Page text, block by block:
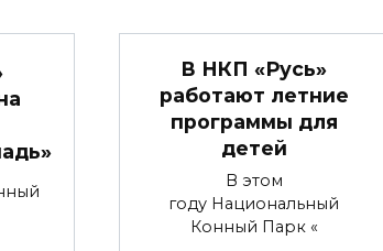
В НКП «Русь»
работают летние
программы для
детей
В этом
году Национальный
Конный Парк «